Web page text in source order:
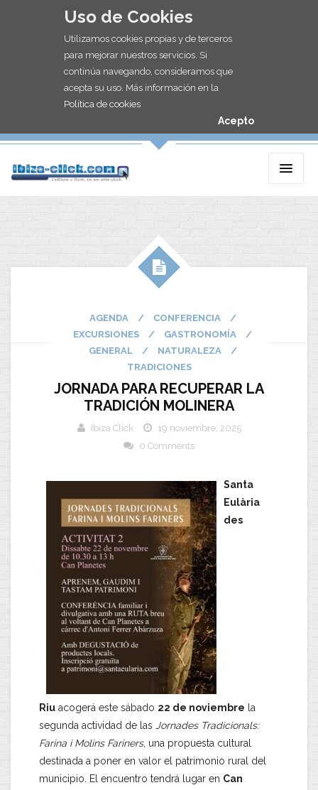
Uso de Cookies
Utilizamos cookies propias y de terceros
para mejorar nuestros servicios. Si
continúa navegando, consideramos que
acepta su uso. Más información en la
Política de cookies
Acepto
AGENDA / CONFERENCIA
/
EXCURSIONES
/ GASTRONOMÍA
/
GENERAL
/ NATURALEZA
/
TRADICIONES
JORNADA PARA RECUPERAR LA
TRADICIÓN MOLINERA
Ibiza Click
19 noviembre, 2025
0 Comments
Santa
Eulària
des
Riu acogerá este sábado 22 de noviembre la
segunda actividad de las Jornades Tradicionals:
Farina i Molins Fariners, una propuesta cultural
destinada a poner en valor el patrimonio rural del
municipio. El encuentro tendrá lugar en Can